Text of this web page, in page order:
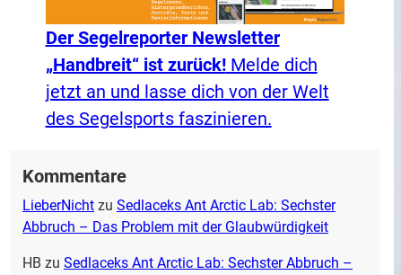
Der Segelreporter Newsletter
„Handbreit“ ist zurück!Melde dich
jetzt an und lasse dich von der Welt
des Segelsports faszinieren.
Kommentare
LieberNichtzu Sedlaceks Ant Arctic Lab: Sechster
Abbruch – Das Problem mit der Glaubwürdigkeit
HB zu Sedlaceks Ant Arctic Lab: Sechster Abbruch –